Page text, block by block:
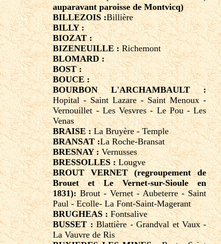
auparavant paroisse de Montvicq)
BILLEZOIS :Billière
BILLY :
BIOZAT :
BIZENEUILLE :Richemont
BLOMARD :
BOST :
BOUCE :
BOURBON L'ARCHAMBAULT :
Hopital - Saint Lazare - Saint Menoux -
Vernouillet - Les Vesvres - Le Pou - Les
Venas
BRAISE :La Bruyère - Temple
BRANSAT :La Roche-Bransat
BRESNAY :Vernusses
BRESSOLLES :Lougve
BROUT VERNET (regroupement de
Brouet et Le Vernet-sur-Sioule en
1831):Brout - Vernet - Aubeterre - Saint
Paul - Ecolle- La Font-Saint-Magerant
BRUGHEAS :Fontsalive
BUSSET :Blattière - Grandval et Vaux -
La Vauvre de Ris